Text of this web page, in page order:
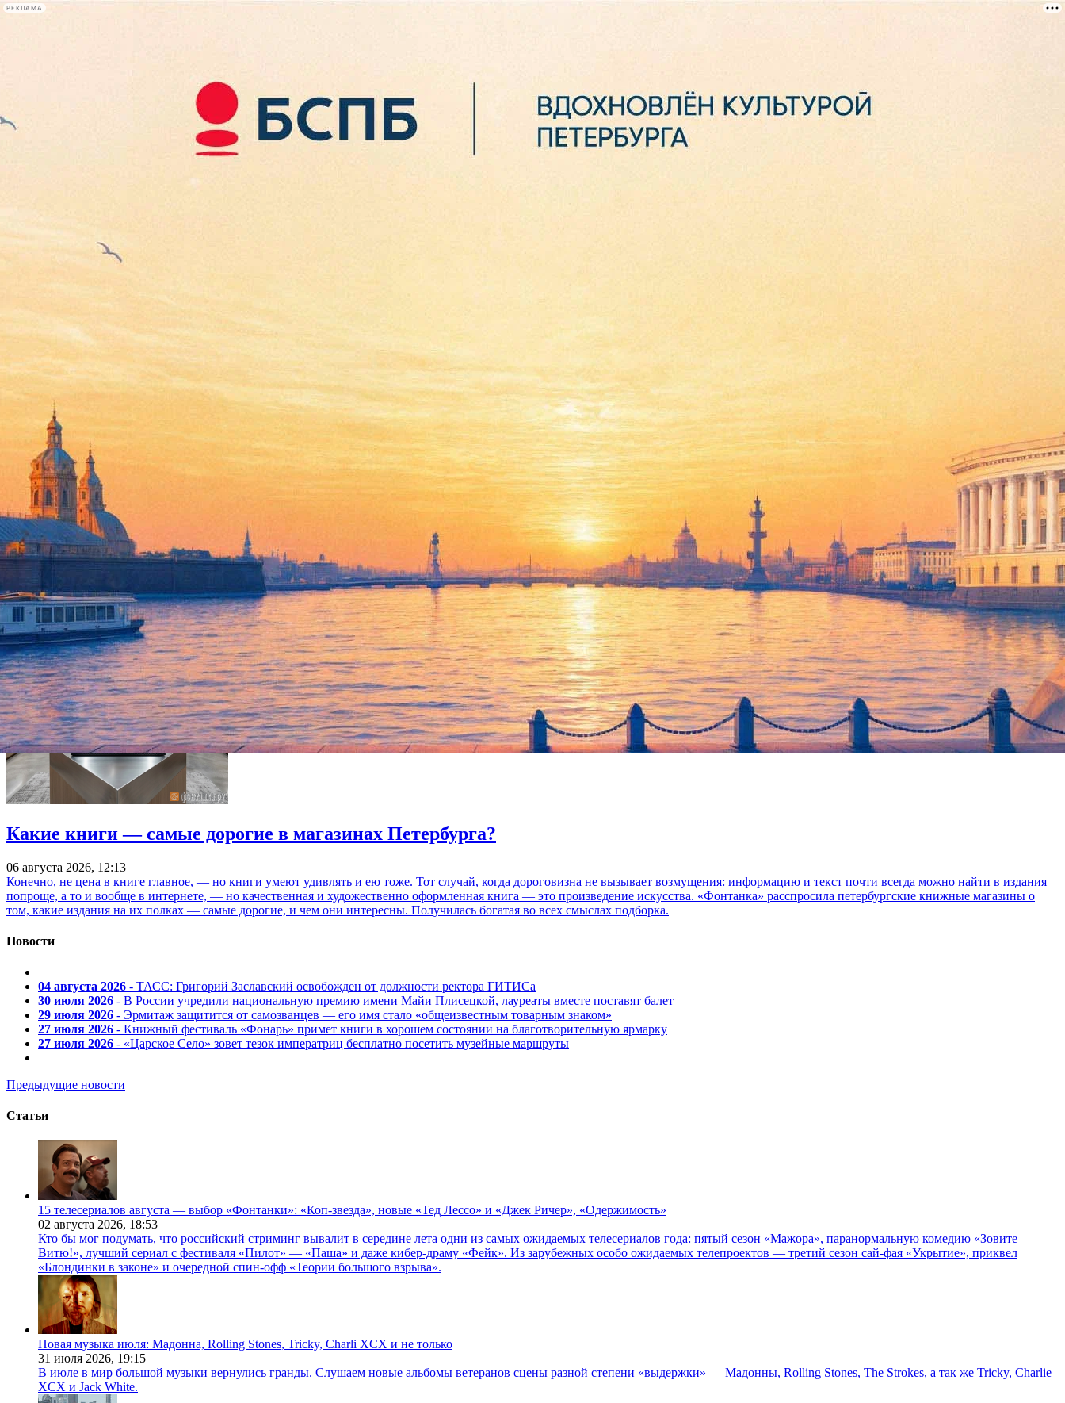
РЕКЛАМА
лекции
книги
Владимиру Машкову предложили возглавить «Табакерку»
23 марта 2018,
Актер и режиссер Владимир Машков может возглавить театр «Табакерка», который остался без руководителя после смерти Олега Табакова.
Как пишет 23 марта «Газета.ру»со ссылкой на РИА «Новости», такое предложение Машкову сделал министр культуры Владимир Мединский. Чиновника поддержало и правительство
Москвы. Сам актер заявил, что примет решение, «если это будет необходимо». Ранее стало известно, что преемником Табакова на посту главы МХТ им. Чехова станетСергей Женовач .
Напомним, художественный руководитель МХТ имени Чехова и «Табакерки», актёр и режиссёр Олег Табаковскончался в марте 2018 года. Ему было 82 года.
Какие книги — самые дорогие в магазинах Петербурга?
06 августа 2026, 12:13
Конечно, не цена в книге главное, — но книги умеют удивлять и ею тоже. Тот случай, когда дороговизна не вызывает возмущения: информацию и текст почти всегда можно найти в издания
попроще, а то и вообще в интернете, — но качественная и художественно оформленная книга — это произведение искусства. «Фонтанка» расспросила петербургские книжные магазины о
том, какие издания на их полках — самые дорогие, и чем они интересны. Получилась богатая во всех смыслах подборка.
Новости
04 августа 2026 - ТАСС: Григорий Заславский освобожден от должности ректора ГИТИСа
30 июля 2026 - В России учредили национальную премию имени Майи Плисецкой, лауреаты вместе поставят балет
29 июля 2026 - Эрмитаж защитится от самозванцев — его имя стало «общеизвестным товарным знаком»
27 июля 2026 - Книжный фестиваль «Фонарь» примет книги в хорошем состоянии на благотворительную ярмарку
27 июля 2026 - «Царское Село» зовет тезок императриц бесплатно посетить музейные маршруты
Предыдущие новости
Статьи
15 телесериалов августа — выбор «Фонтанки»: «Коп-звезда», новые «Тед Лессо» и «Джек Ричер», «Одержимость»
02 августа 2026, 18:53
Кто бы мог подумать, что российский стриминг вывалит в середине лета одни из самых ожидаемых телесериалов года: пятый сезон «Мажора», паранормальную комедию «Зовите
Витю!», лучший сериал с фестиваля «Пилот» — «Паша» и даже кибер-драму «Фейк». Из зарубежных особо ожидаемых телепроектов — третий сезон сай-фая «Укрытие», приквел
«Блондинки в законе» и очередной спин-офф «Теории большого взрыва».
Новая музыка июля: Мадонна, Rolling Stones, Tricky, Charli XCX и не только
31 июля 2026, 19:15
В июле в мир большой музыки вернулись гранды. Слушаем новые альбомы ветеранов сцены разной степени «выдержки» — Мадонны, Rolling Stones, The Strokes, а так же Tricky, Charlie
XCX и Jack White.